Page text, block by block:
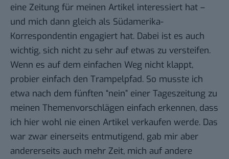
eine Zeitung für meinen Artikel interessiert hat –
und mich dann gleich als Südamerika-
Korrespondentin engagiert hat. Dabei ist es auch
wichtig, sich nicht zu sehr auf etwas zu versteifen.
Wenn es auf dem einfachen Weg nicht klappt,
probier einfach den Trampelpfad. So musste ich
etwa nach dem fünften “nein” einer Tageszeitung zu
meinen Themenvorschlägen einfach erkennen, dass
ich hier wohl nie einen Artikel verkaufen werde. Das
war zwar einerseits entmutigend, gab mir aber
andererseits auch mehr Zeit, mich auf andere